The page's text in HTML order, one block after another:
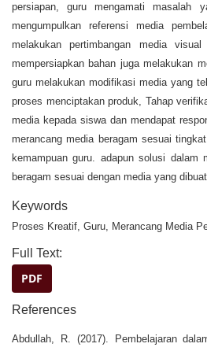
persiapan, guru mengamati masalah
mengumpulkan referensi media
melakukan pertimbangan media
mempersiapkan bahan juga melakukan
guru melakukan modifikasi media yang
proses menciptakan produk, Tahap
media kepada siswa dan mendapat
merancang media beragam sesuai
kemampuan guru. adapun solusi dalam
beragam sesuai dengan media yang
Keywords
Proses Kreatif, Guru, Merancang Media
Full Text:
PDF
References
Abdullah, R. (2017). Pembelajaran